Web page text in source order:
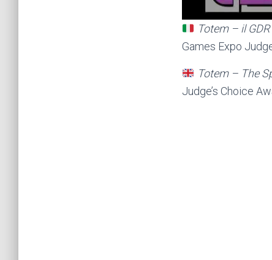
Totem – il
Games Expo
Totem – The
Judge’s Choice